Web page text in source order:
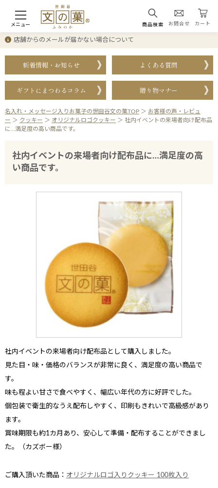
メニュー 商品検索 お問合せ カート
店舗からのメールが届かない場合について
新着情報・お知らせ よくある質問
ギフトにまつわるコラム 贈り物マナー
名入れ・メッセージ入りお菓子の世田谷文の菓TOP ＞ お客様の声・レビュ
ー ＞ クッキー ＞ オリジナルロゴクッキー ＞ 社内イベントの来場者向け配布品
に…満足度の高い商品です。
社内イベントの来場者向け配布品に…満足度の高
い商品です。
社内イベントの来場者向け配布品 として購入しました。
見た目・味・価格のバランスが非常に良く、満足度の高い商品で
す。
味も程よい甘さで食べやすく、幅広い年代の方に好評でした。
個包装で衛生的なうえ配布しやすく、印刷もきれいで高級感があり
ます。
賞味期限も約1カ月あり、安心して準備・配布することができまし
た。（カズボー様）
ご購入頂いた商品： オリジナルロゴ入りクッキー 100枚入り